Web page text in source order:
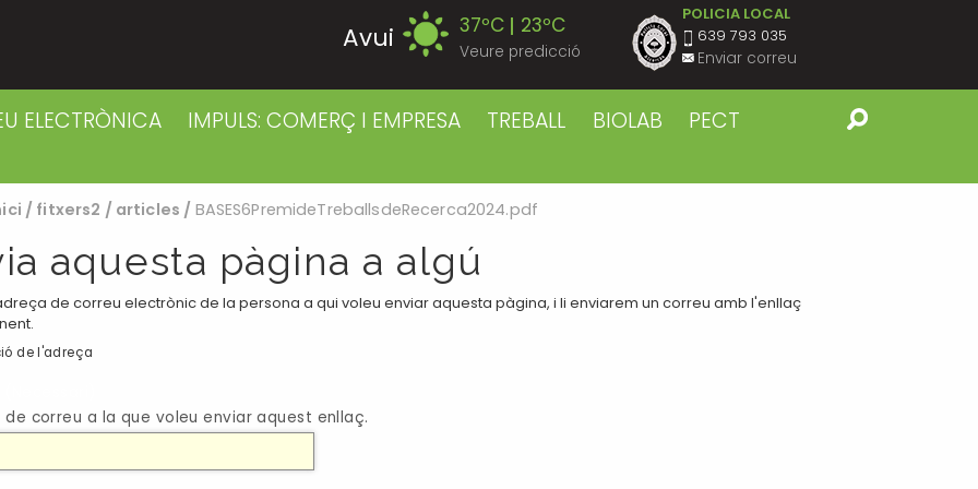
Avui 37ºC 23ºC
Veure predicció
Divendres 39ºC 23ºC
38ºC 23ºC
Dilluns
Dimecres
POLICIA LOCAL
639 793 035
Enviar correu
ELECTRÒNICA IMPULS: COMERÇ I EMPRESA TREBALL BIOLAB
PECT
/ fitxers2 / articles / BASES6PremideTreballsdeRecerca2024.pdf
aquesta pàgina a algú
de correu electrònic de la persona a qui voleu enviar aquesta pàgina, i li enviarem un correu amb l'enllaç
de l'adreça
de correu a la que voleu enviar aquest enllaç.